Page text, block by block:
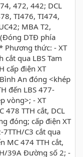
472, 442; DCL
TI476, TI474,
MBA T2,
(Đóng DTĐ phía
Phương thức: - XT
cắt qua LBS Tam
cấp điện XT
An đóng <khép
đến LBS 477-
vòng>; - XT
478 TTH cắt, DCL
đóng; cấp điện XT
7TTH/C3 cắt qua
MC 474 TTH cắt,
39A Đường số 2; -